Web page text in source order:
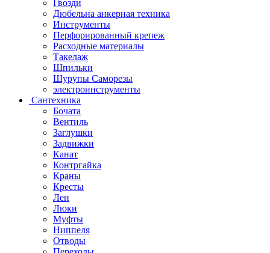
Гвозди
Дюбельна анкерная техника
Инструменты
Перфорированный крепеж
Расходные материалы
Такелаж
Шпильки
Шурупы Саморезы
электроинструменты
Сантехника
Бочата
Вентиль
Заглушки
Задвижки
Канат
Контргайка
Краны
Кресты
Лен
Люки
Муфты
Ниппеля
Отводы